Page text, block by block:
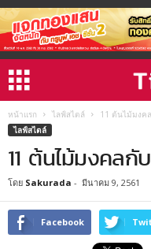
หน้าแรก ไลฟ์สไตล์
11 ต้นไม้มงค
ไลฟ์สไตล์
11 ต้นไม้มงคลกั
โดย Sakurada - มีนาคม 9, 2561
Facebook